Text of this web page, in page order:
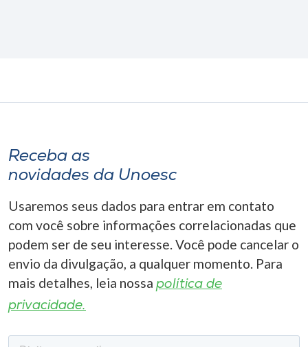
Receba as
novidades da Unoesc
Usaremos seus dados para entrar em contato
com você sobre informações correlacionadas que
podem ser de seu interesse. Você pode cancelar o
envio da divulgação, a qualquer momento. Para
mais detalhes, leia nossa política de
privacidade.